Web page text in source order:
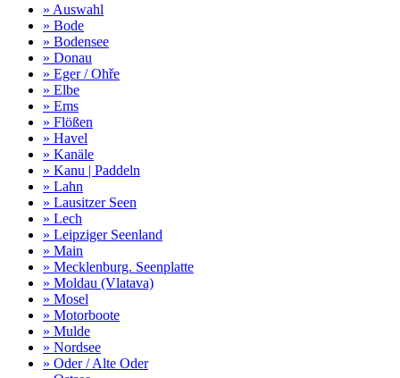
» Auswahl
» Bode
» Bodensee
» Donau
» Eger / Ohře
» Elbe
» Ems
» Flößen
» Havel
» Kanäle
» Kanu | Paddeln
» Lahn
» Lausitzer Seen
» Lech
» Leipziger Seenland
» Main
» Mecklenburg. Seenplatte
» Moldau (Vlatava)
» Mosel
» Motorboote
» Mulde
» Nordsee
» Oder / Alte Oder